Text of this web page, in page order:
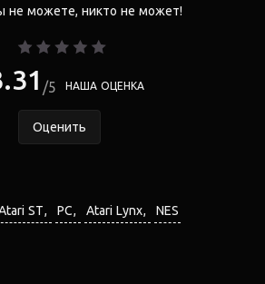
не можете, никто не может!
5 НАША ОЦЕНКА
Оценить
ST PC Atari Lynx NES